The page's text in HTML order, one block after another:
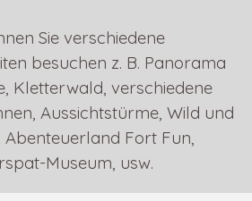
Sie verschiedene
besuchen z. B. Panorama
Kletterwald, verschiedene
Aussichtstürme, Wild und
Abenteuerland Fort Fun,
Museum, usw.